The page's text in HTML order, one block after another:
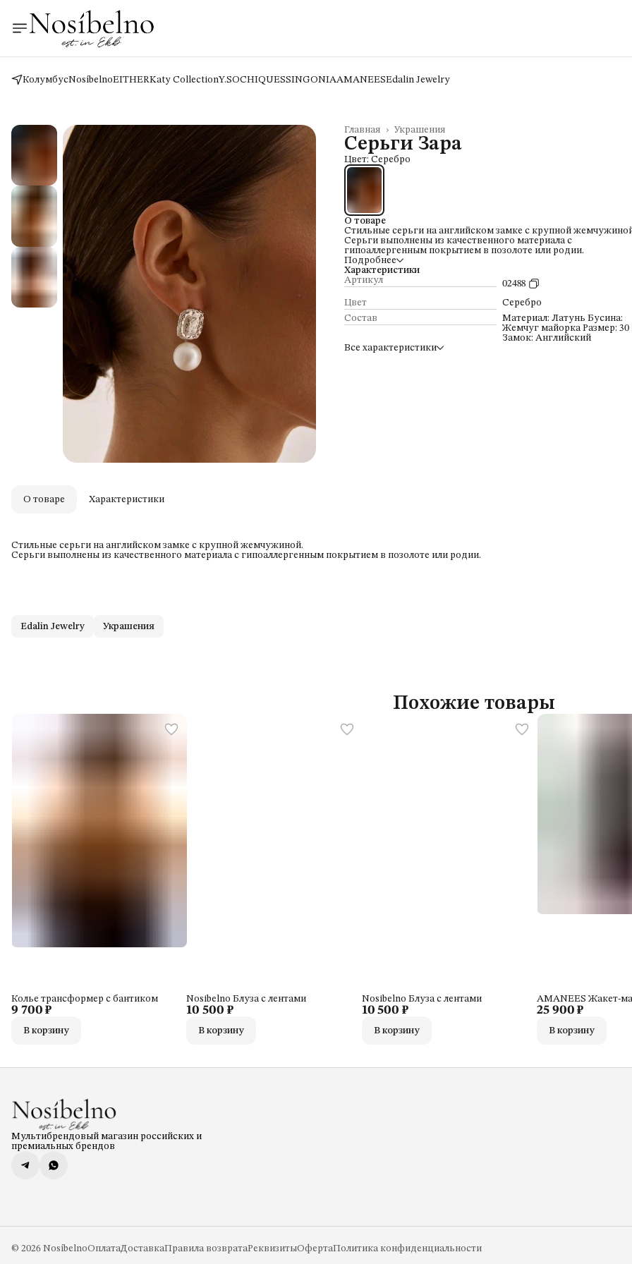
КолумбусNosíbelnoEITHERKaty CollectionY.SOCHIQUESSINGONIAAMANEESEdalin Jewelry
Украшения
Главная ›
Серьги Зара
Цвет: Серебро
О товаре
Стильные серьги на английском замке с крупной
Серьги выполнены из качественного материала с
гипоаллергенным покрытием в позолоте или родии.
Подробнее
Характеристики
Артикул
02488
Цвет
Серебро
Состав
Материал: Латунь Бусина:
Жемчуг майорка Размер:
Замок: Английский
Все характеристики
О товаре Характеристики
Стильные серьги на английском замке с крупной жемчужиной.
Серьги выполнены из качественного материала с гипоаллергенным покрытием в позолоте или родии.
Edalin Jewelry Украшения
Похожие товары
9 700 ₽
Колье трансформер с бантиком
В корзину
10 500 ₽
Nosibelno Блуза с лентами
В корзину
10 500 ₽
Nosibelno Блуза с лентами
В корзину
25 900 ₽
AMANEES Жакет-
В корзину
Мультибрендовый магазин российских и
премиальных брендов
© 2026 NosíbelnoОплатаДоставкаПравила возвратаРеквизитыОфертаПолитика конфиденциальности